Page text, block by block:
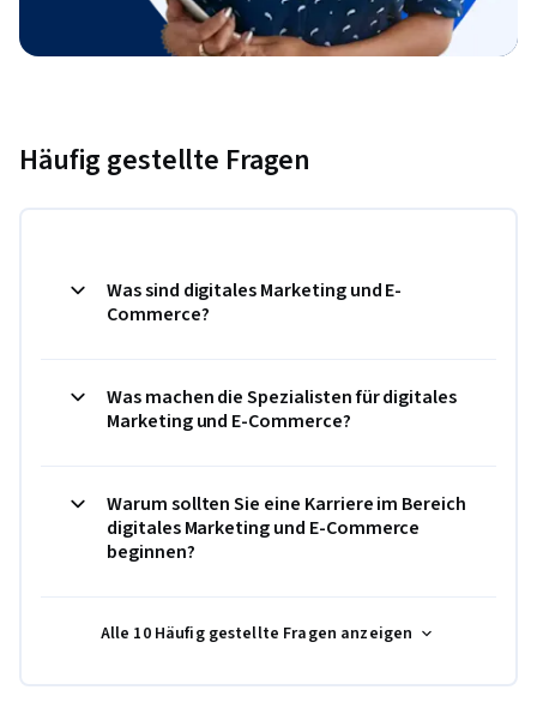
Häufig gestellte Fragen
Was sind digitales Marketing und E-
Commerce?
Was machen die Spezialisten für digitales
Marketing und E-Commerce?
Warum sollten Sie eine Karriere im Bereich
digitales Marketing und E-Commerce
beginnen?
Alle 10 Häufig gestellte Fragen anzeigen